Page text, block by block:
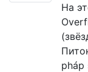
На
pháp